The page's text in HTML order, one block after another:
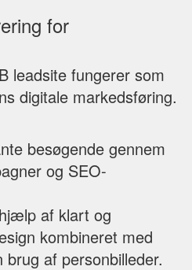
for
leadsite fungerer som
digitale markedsføring.
besøgende gennem
og SEO-
af klart og
kombineret med
af personbilleder.